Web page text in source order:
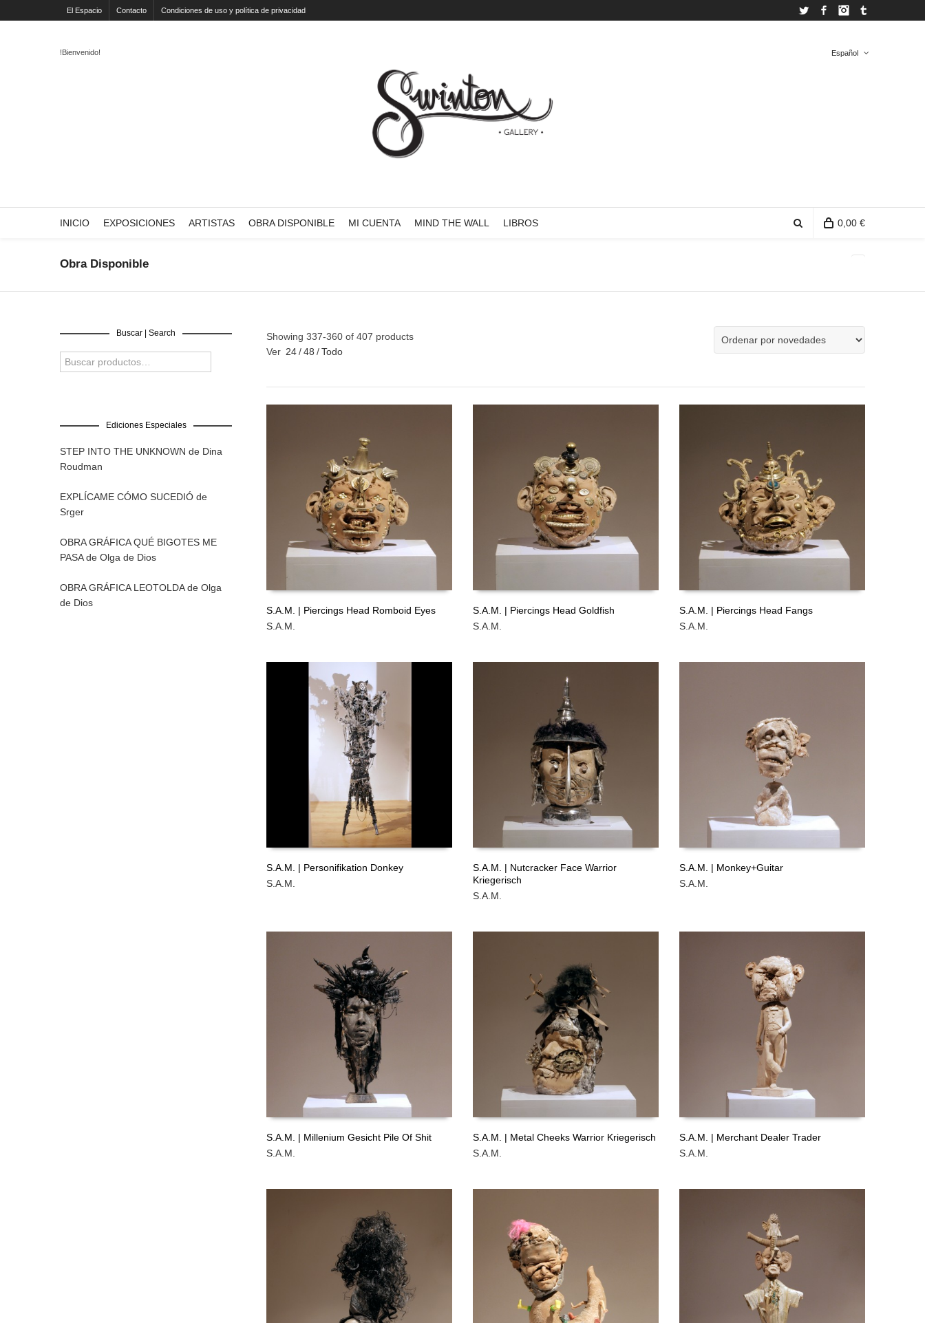
El Espacio Contacto Condiciones de uso y política de privacidad Twitter FacebookInstagram
!Bienvenido! Español
INICIO EXPOSICIONES ARTISTAS OBRA DISPONIBLE MI CUENTA MIND THE WALL LIBROS 0,00 €
Proceder a la comprobación
Obra Disponible
Showing 337-360 of 407 products
Ver 24/48 /Todo
LEER MÁS
S.A.M. | Piercings Head Romboid Eyes
S.A.M.
LEER MÁS
S.A.M. | Piercings Head Goldfish
S.A.M.
LEER MÁS
S.A.M. | Piercings Head Fangs
S.A.M.
LEER MÁS
S.A.M. | Personifikation Donkey
S.A.M.
LEER MÁS
S.A.M. | Nutcracker Face Warrior
Kriegerisch
S.A.M.
LEER MÁS
S.A.M. | Monkey+Guitar
S.A.M.
LEER MÁS
S.A.M. | Millenium Gesicht Pile Of Shit
S.A.M.
LEER MÁS
S.A.M. | Metal Cheeks Warrior Kriegerisch
S.A.M.
LEER MÁS
S.A.M. | Merchant Dealer Trader
S.A.M.
Buscar | Search
Ediciones Especiales
STEP INTO THE UNKNOWN de Dina
Roudman
EXPLÍCAME CÓMO SUCEDIÓ de
Srger
OBRA GRÁFICA QUÉ BIGOTES ME
PASA de Olga de Dios
OBRA GRÁFICA LEOTOLDA de Olga
de Dios